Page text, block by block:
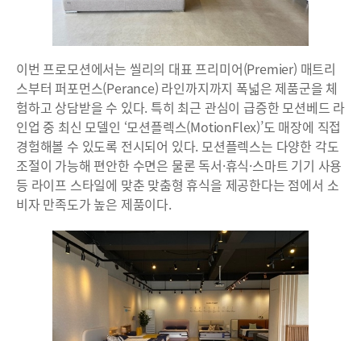
이번 프로모션에서는 씰리의 대표 프리미어(Premier) 매트리
스부터 퍼포먼스(Perance) 라인까지까지 폭넓은 제품군을 체
험하고 상담받을 수 있다. 특히 최근 관심이 급증한 모션베드 라
인업 중 최신 모델인 ‘모션플렉스(MotionFlex)’도 매장에 직접
경험해볼 수 있도록 전시되어 있다. 모션플렉스는 다양한 각도
조절이 가능해 편안한 수면은 물론 독서·휴식·스마트 기기 사용
등 라이프 스타일에 맞춘 맞춤형 휴식을 제공한다는 점에서 소
비자 만족도가 높은 제품이다.